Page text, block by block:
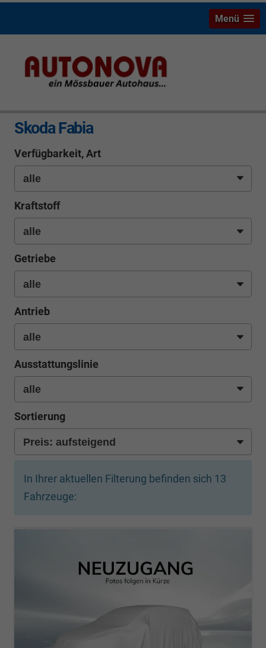
Menü
Skoda Fabia
Verfügbarkeit, Art
Kraftstoff
Getriebe
Antrieb
Ausstattungslinie
Sortierung
In Ihrer aktuellen Filterung befinden sich 13
Fahrzeuge: